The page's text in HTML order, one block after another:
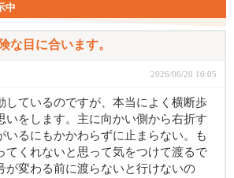
中
な目に合います。
2026/06/20 16:05
しているのですが、本当によく横断歩
いをします。主に向かい側から右折す
いるにもかかわらずに止まらない。も
てくれないと思って気をつけて渡るで
が変わる前に渡らないと行けないの